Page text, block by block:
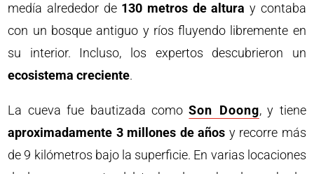
medía alrededor de 130 metros de altura y contaba
con un bosque antiguo y ríos fluyendo libremente en
su interior. Incluso, los expertos descubrieron un
ecosistema creciente.
La cueva fue bautizada comoSon Doong, y tiene
aproximadamente 3 millones de años y recorre más
de 9 kilómetros bajo la superficie. En varias locaciones